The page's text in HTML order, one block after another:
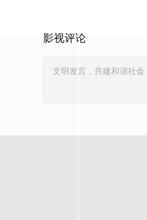
影视评论